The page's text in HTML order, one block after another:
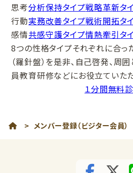
思考分析保持タイプ戦略革新タ
行動実務改善タイプ戦術開拓タ
感情共感守護タイプ情熱牽引タ
8つの性格タイプそれぞれに合っ
（羅針盤）を是非、自己啓発、周
員教育研修などにお役立ていた
１分間無料
> メンバー登録（ビジター会員）